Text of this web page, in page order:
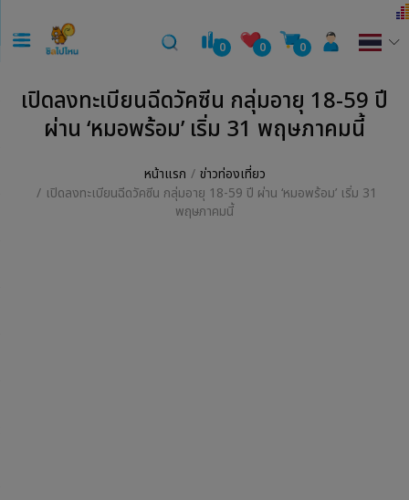
0 0 0
เปิดลงทะเบียนฉีดวัคซีน กลุ่มอายุ 18-59 ปี
ผ่าน ‘หมอพร้อม’ เริ่ม 31 พฤษภาคมนี้
หน้าแรก
ข่าวท่องเที่ยว
เปิดลงทะเบียนฉีดวัคซีน กลุ่มอายุ 18-59 ปี ผ่าน ‘หมอพร้อม’ เริ่ม 31
พฤษภาคมนี้